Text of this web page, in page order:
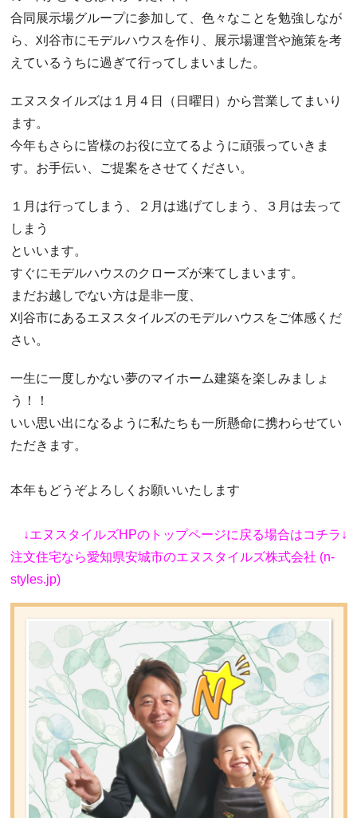
合同展示場グループに参加して、色々なことを勉強しなが
ら、刈谷市にモデルハウスを作り、展示場運営や施策を考
えているうちに過ぎて行ってしまいました。
エヌスタイルズは１月４日（日曜日）から営業してまいり
ます。
今年もさらに皆様のお役に立てるように頑張っていきま
す。お手伝い、ご提案をさせてください。
１月は行ってしまう、２月は逃げてしまう、３月は去って
しまう
といいます。
すぐにモデルハウスのクローズが来てしまいます。
まだお越しでない方は是非一度、
刈谷市にあるエヌスタイルズのモデルハウスをご体感くだ
さい。
一生に一度しかない夢のマイホーム建築を楽しみましょ
う！！
いい思い出になるように私たちも一所懸命に携わらせてい
ただきます。
本年もどうぞよろしくお願いいたします
↓エヌスタイルズHPのトップページに戻る場合はコチラ↓
注文住宅なら愛知県安城市のエヌスタイルズ株式会社 (n-
styles.jp)